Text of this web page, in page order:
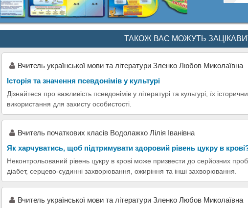
ТАКОЖ ВАС МОЖУТЬ
Вчитель української мови та літератури Зленко Любов Миколаївна
Історія та значення псевдонімів у культурі
Дізнайтеся про важливість псевдонімів у літературі та культурі, їх
використання для захисту особистості.
Вчитель початкових класів Водолажко Лілія Іванівна
Як харчуватись, щоб підтримувати здоровий рівень цукру в
Неконтрольований рівень цукру в крові може призвести до серйозних
діабет, серцево-судинні захворювання, ожиріння та інші захворювання.
Вчитель української мови та літератури Зленко Любов Миколаївна